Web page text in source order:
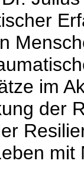
im
der
mit